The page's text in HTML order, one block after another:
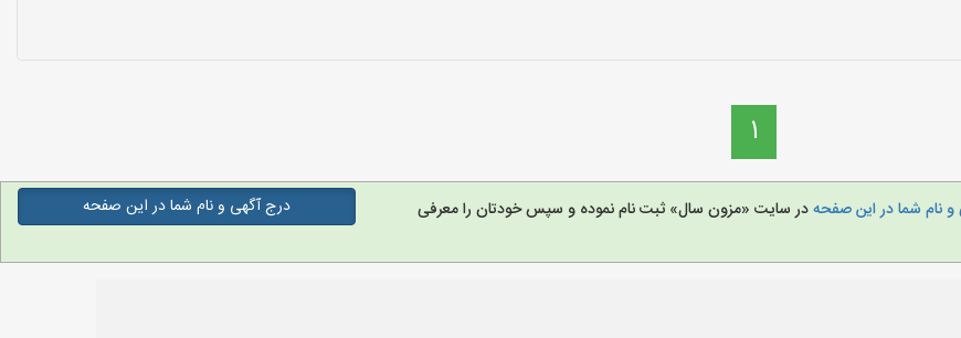
1
نام شما در این صفحهدر سایت «مزون سال» ثبت نام نموده و سپس خودتان را معرفی
درج آگهی و نام شما در این صفحه